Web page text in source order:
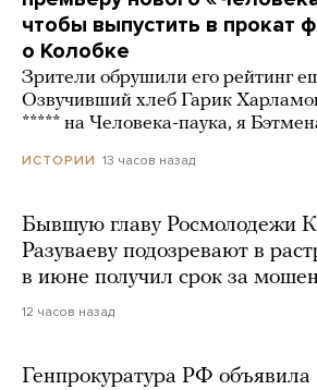
чтобы выпустить в прокат
о Колобке
Зрители обрушили его рейтинг
Озвучивший хлеб Гарик
***** на Человека-паука, я
ИСТОРИИ 13 часов назад
Бывшую главу Росмолодежи
Разуваеву подозревают в
в июне получил срок за
12 часов назад
Генпрокуратура РФ объявила